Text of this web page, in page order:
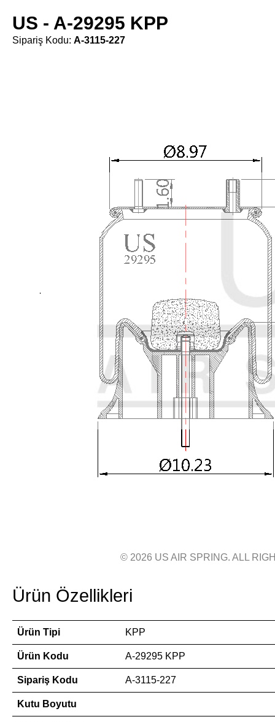
US - A-29295 KPP
Sipariş Kodu: A-3115-227
© 2026 US AIR SPRING. ALL
Ürün Özellikleri
Ürün Tipi KPP
Ürün Kodu A-29295 KPP
Sipariş Kodu A-3115-227
Kutu Boyutu